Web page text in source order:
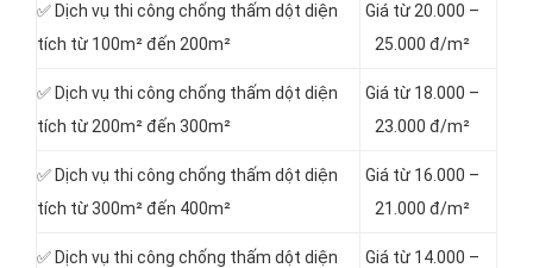
✅ Dịch vụ thi công chống thấm dột diện
tích từ 100m² đến 200m²
Giá từ 20.000 –
25.000 đ/m²
✅ Dịch vụ thi công chống thấm dột diện
tích từ 200m² đến 300m²
Giá từ 18.000 –
23.000 đ/m²
✅ Dịch vụ thi công chống thấm dột diện
tích từ 300m² đến 400m²
Giá từ 16.000 –
21.000 đ/m²
✅ Dịch vụ thi công chống thấm dột diện
Giá từ 14.000 –